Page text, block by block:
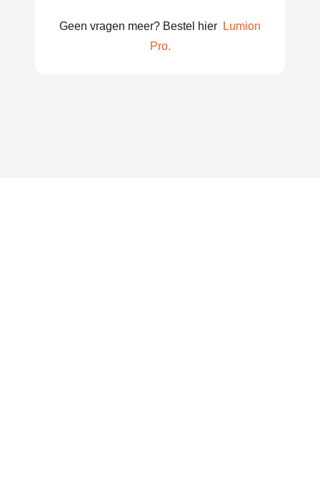
Geen vragen meer? Bestel hier Lumion
Pro.